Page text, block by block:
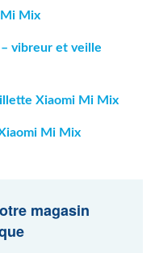
Mi Mix
vibreur et veille
Xiaomi Mi Mix
Mi Mix
magasin